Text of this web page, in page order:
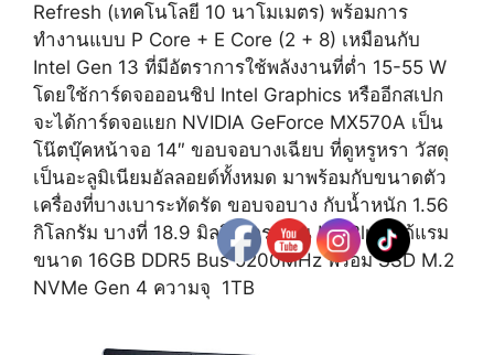
Refresh (เทคโนโลยี 10 นาโมเมตร) พร้อมการ
ทำงานแบบ P Core + E Core (2 + 8) เหมือนกับ
Intel Gen 13 ที่มีอัตราการใช้พลังงานที่ต่ำ 15-55 W
โดยใช้การ์ดจอออนชิป Intel Graphics หรืออีกสเปก
จะได้การ์ดจอแยก NVIDIA GeForce MX570A เป็น
โน๊ตบุ๊คหน้าจอ 14″ ขอบจอบางเฉียบ ที่ดูหรูหรา วัสดุ
เป็นอะลูมิเนียมอัลลอยด์ทั้งหมด มาพร้อมกับขนาดตัว
เครื่องที่บางเบาระทัดรัด ขอบจอบาง กับน้ำหนัก 1.56
กิโลกรัม บางที่ 18.9 มิลลิเมตร สีสัน Ice Blue ได้แรม
ขนาด 16GB DDR5 Bus 5200MHz พร้อม SSD M.2
NVMe Gen 4 ความจุ 1TB